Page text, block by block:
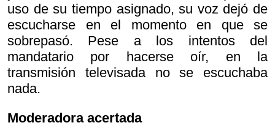
uso de su tiempo asignado, su voz dejó de
escucharse en el momento en que se
sobrepasó. Pese a los intentos del
mandatario por hacerse oír, en la
transmisión televisada no se escuchaba
nada.
Moderadora acertada